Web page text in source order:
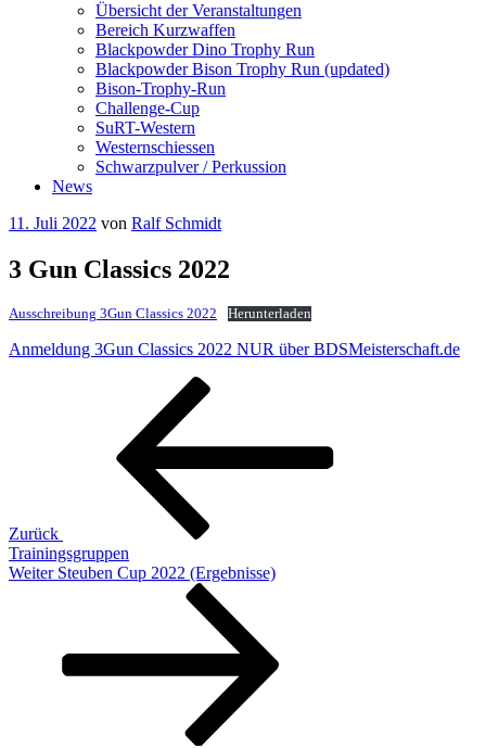
Übersicht der Veranstaltungen
Bereich Kurzwaffen
Blackpowder Dino Trophy Run
Blackpowder Bison Trophy Run (updated)
Bison-Trophy-Run
Challenge-Cup
SuRT-Western
Westernschiessen
Schwarzpulver / Perkussion
News
Veröffentlicht
11. Juli 2022 von Ralf Schmidt
3 Gun Classics 2022
Ausschreibung 3Gun Classics 2022 Herunterladen
Anmeldung 3Gun Classics 2022 NUR über BDSMeisterschaft.de
Beitragsnavigation
Zurück
Trainingsgruppen
Nächster
Weiter Steuben Cup 2022 (Ergebnisse)